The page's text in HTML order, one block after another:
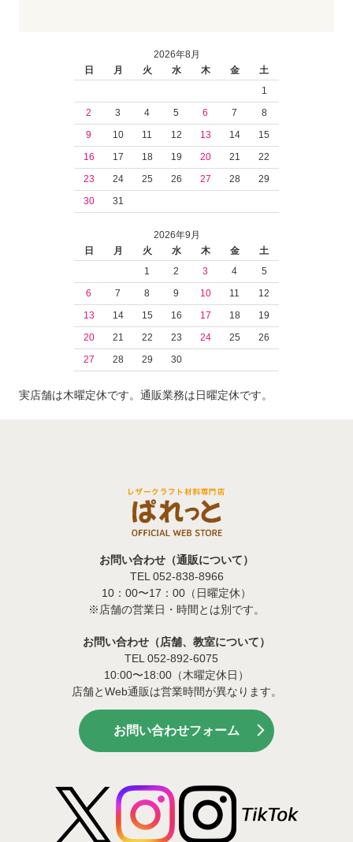
2026年8月
日
月 火 水 木 金
土
1
2
3 4 5 6 7
8
9
10 11 12 13 14
15
16
17 18 19 20 21
22
23
24 25 26 27 28
29
30
31
2026年9月
日
月 火 水 木 金
土
1
2 3 4
5
6
7 8 9 10 11
12
13
14 15 16 17 18
19
20
21 22 23 24 25
26
27
28 29 30
実店舗は木曜定休です。通販業務は日曜定休です。
お問い合わせ（通販について）
TEL 052-838-8966
10：00〜17：00（日曜定休）
※店舗の営業日・時間とは別です。
お問い合わせ（店舗、教室について）
TEL 052-892-6075
10:00〜18:00（木曜定休日）
店舗とWeb通販は営業時間が異なります。
お問い合わせフォーム